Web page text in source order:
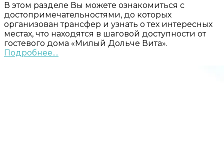
В этом разделе Вы можете ознакомиться с
достопримечательностями, до которых
организован трансфер и узнать о тех интересных
местах, что находятся в шаговой доступности от
гостевого дома «Милый Дольче Вита».
Подробнее....